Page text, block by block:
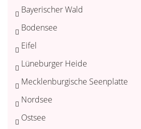
Bayerischer Wald
Bodensee
Eifel
Lüneburger Heide
Mecklenburgische Seenplatte
Nordsee
Ostsee